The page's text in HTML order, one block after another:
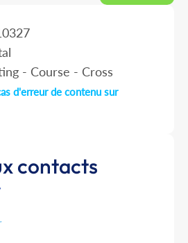
- Course - Cross
d'erreur de contenu sur
contacts